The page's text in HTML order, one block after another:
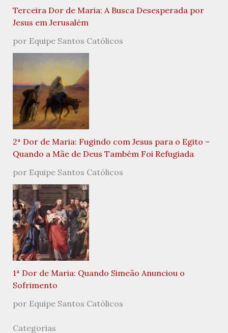
Terceira Dor de Maria: A Busca Desesperada por
Jesus em Jerusalém
por Equipe Santos Católicos
2ª Dor de Maria: Fugindo com Jesus para o Egito –
Quando a Mãe de Deus Também Foi Refugiada
por Equipe Santos Católicos
1ª Dor de Maria: Quando Simeão Anunciou o
Sofrimento
por Equipe Santos Católicos
Categorias